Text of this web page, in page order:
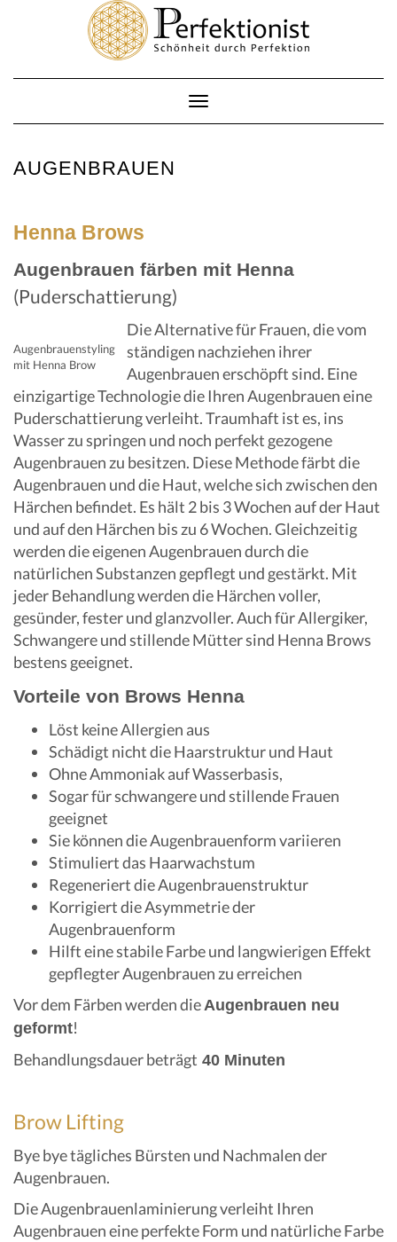
Toggle
Navigation
AUGENBRAUEN
Henna Brows
Augenbrauen färben mit Henna
(Puderschattierung)
Augenbrauenstyling
mit Henna Brow
Die Alternative für Frauen, die vom
ständigen nachziehen ihrer
Augenbrauen erschöpft sind. Eine
einzigartige Technologie die Ihren Augenbrauen eine
Puderschattierung verleiht. Traumhaft ist es, ins
Wasser zu springen und noch perfekt gezogene
Augenbrauen zu besitzen. Diese Methode färbt die
Augenbrauen und die Haut, welche sich zwischen den
Härchen befindet. Es hält 2 bis 3 Wochen auf der Haut
und auf den Härchen bis zu 6 Wochen. Gleichzeitig
werden die eigenen Augenbrauen durch die
natürlichen Substanzen gepflegt und gestärkt. Mit
jeder Behandlung werden die Härchen voller,
gesünder, fester und glanzvoller. Auch für Allergiker,
Schwangere und stillende Mütter sind Henna Brows
bestens geeignet.
Vorteile von Brows Henna
Löst keine Allergien aus
Schädigt nicht die Haarstruktur und Haut
Ohne Ammoniak auf Wasserbasis,
Sogar für schwangere und stillende Frauen
geeignet
Sie können die Augenbrauenform variieren
Stimuliert das Haarwachstum
Regeneriert die Augenbrauenstruktur
Korrigiert die Asymmetrie der
Augenbrauenform
Hilft eine stabile Farbe und langwierigen Effekt
gepflegter Augenbrauen zu erreichen
Vor dem Färben werden dieAugenbrauen neu
geformt!
Behandlungsdauer beträgt 40 Minuten
Brow Lifting
Bye bye tägliches Bürsten und Nachmalen der
Augenbrauen.
Die Augenbrauenlaminierung verleiht Ihren
Augenbrauen eine perfekte Form und natürliche Farbe